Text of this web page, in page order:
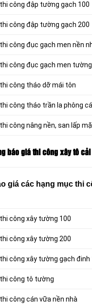
công đập tường gạch 100
công đập tường gạch 200
công đục gạch men nền
công đục gạch men
công tháo dỡ mái tôn
công tháo trần la phông
công nâng nền, san lấp
báo giá thi công xây tô
giá các hạng mục thi
công xây tường 100
công xây tường 200
công xây tường gạch đinh
công tô tường
công cán vữa nền nhà